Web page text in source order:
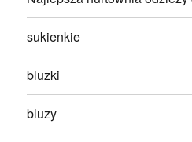
sukienkie
bluzki
bluzy